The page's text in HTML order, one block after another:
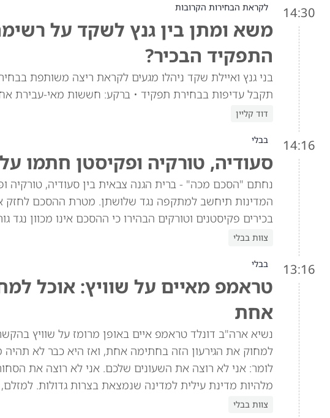
14:30 לקראת הבחירות הקרובות
משא ומתן בין גנץ לשקד על
התפקיד הבכיר?
בני גנץ ואיילת שקד ניהלו מגעים לקראת ריצה משותפת
תקבל עדיפות בבחירת תפקיד • ברקע: חששות מאי-עבירת
דוד קליין
14:16 בבלי
סעודיה, טורקיה ופקיסטן חתמו
נחתם "הסכם מכה" - ברית הגנה צבאית בין סעודיה,
המדינות תיחשב למתקפה נגד שלושתן. מטרת ההסכם לחזק
בכירים פקיסטנים וטורקים הבהירו כי ההסכם אינו מכוון
צוות בבלי
13:16 בבלי
טראמפ מאיים על שוויץ: אוכל
אחת
למחוק את הגירעון הזה בחתימה אחת, ואז היא כבר לא
מלהיות מדינת עילית למדינה שנמצאת בצרות גדולות.
צוות בבלי